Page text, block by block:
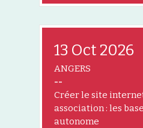
13 Oct 2026
ANGERS
--
Créer le site
association : les
autonome